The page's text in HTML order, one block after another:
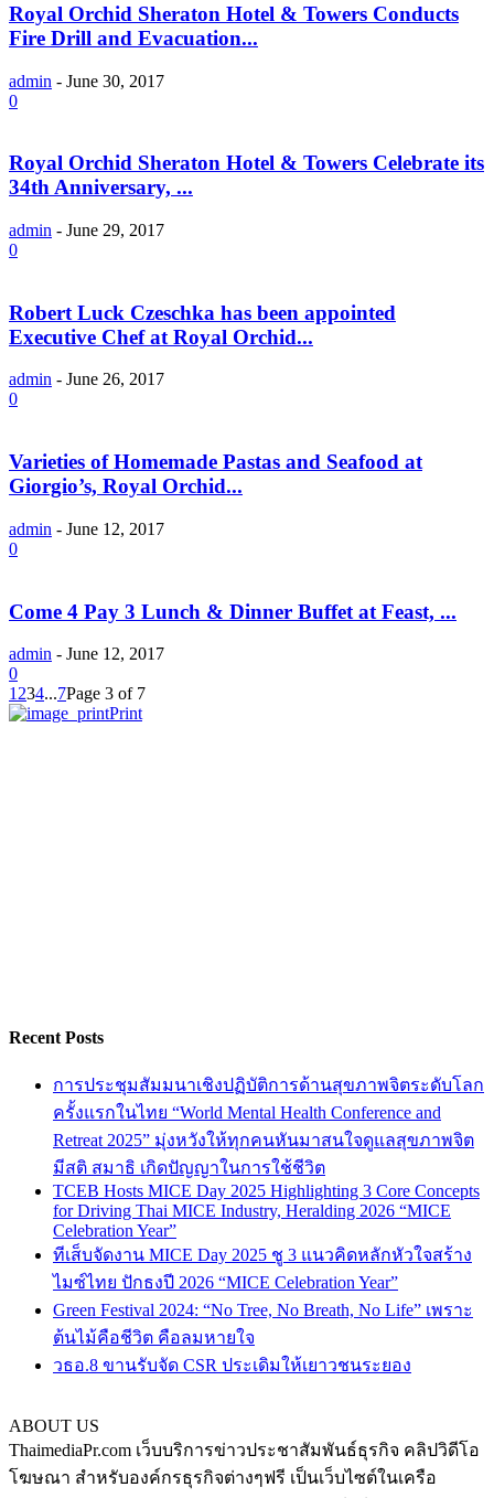
Royal Orchid Sheraton Hotel & Towers Conducts
Fire Drill and Evacuation...
admin - June 30, 2017
0
Royal Orchid Sheraton Hotel & Towers Celebrate its
34th Anniversary, ...
admin - June 29, 2017
0
Robert Luck Czeschka has been appointed
Executive Chef at Royal Orchid...
admin - June 26, 2017
0
Varieties of Homemade Pastas and Seafood at
Giorgio’s, Royal Orchid...
admin - June 12, 2017
0
Come 4 Pay 3 Lunch & Dinner Buffet at Feast, ...
admin - June 12, 2017
0
1 234...7Page 3 of 7
Print
Recent Posts
การประชุมสัมมนาเชิงปฏิบัติการด้านสุขภาพจิตระดับโลก
ครั้งแรกในไทย “World Mental Health Conference and
Retreat 2025” มุ่งหวังให้ทุกคนหันมาสนใจดูแลสุขภาพจิต
มีสติ สมาธิ เกิดปัญญาในการใช้ชีวิต
TCEB Hosts MICE Day 2025 Highlighting 3 Core Concepts
for Driving Thai MICE Industry, Heralding 2026 “MICE
Celebration Year”
ทีเส็บจัดงาน MICE Day 2025 ชู 3 แนวคิดหลักหัวใจสร้าง
ไมซ์ไทย ปักธงปี 2026 “MICE Celebration Year”
Green Festival 2024: “No Tree, No Breath, No Life” เพราะ
ต้นไม้คือชีวิต คือลมหายใจ
วธอ.8 ขานรับจัด CSR ประเดิมให้เยาวชนระยอง
ABOUT US
ThaimediaPr.com เว็บบริการข่าวประชาสัมพันธ์ธุรกิจ คลิปวิดีโอ
โฆษณา สำหรับองค์กรธุรกิจต่างๆฟรี เป็นเว็บไซต์ในเครือ